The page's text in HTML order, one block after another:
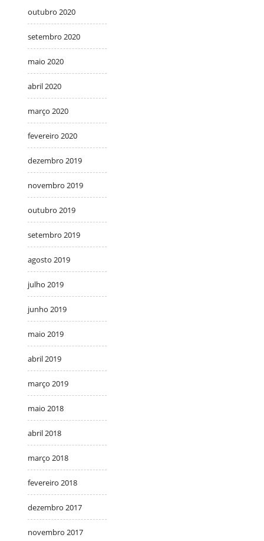
outubro 2020
setembro 2020
maio 2020
abril 2020
março 2020
fevereiro 2020
dezembro 2019
novembro 2019
outubro 2019
setembro 2019
agosto 2019
julho 2019
junho 2019
maio 2019
abril 2019
março 2019
maio 2018
abril 2018
março 2018
fevereiro 2018
dezembro 2017
novembro 2017